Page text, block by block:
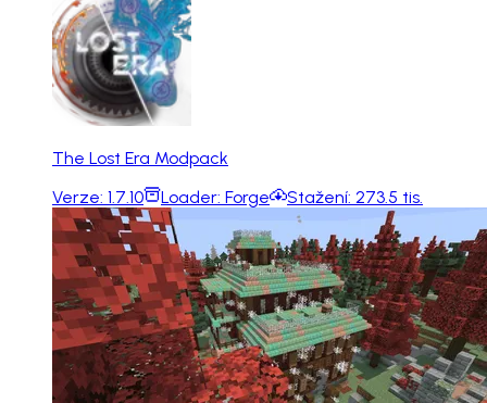
The Lost Era Modpack
Verze: 1.7.10 Loader: Forge Stažení: 273.5 tis.